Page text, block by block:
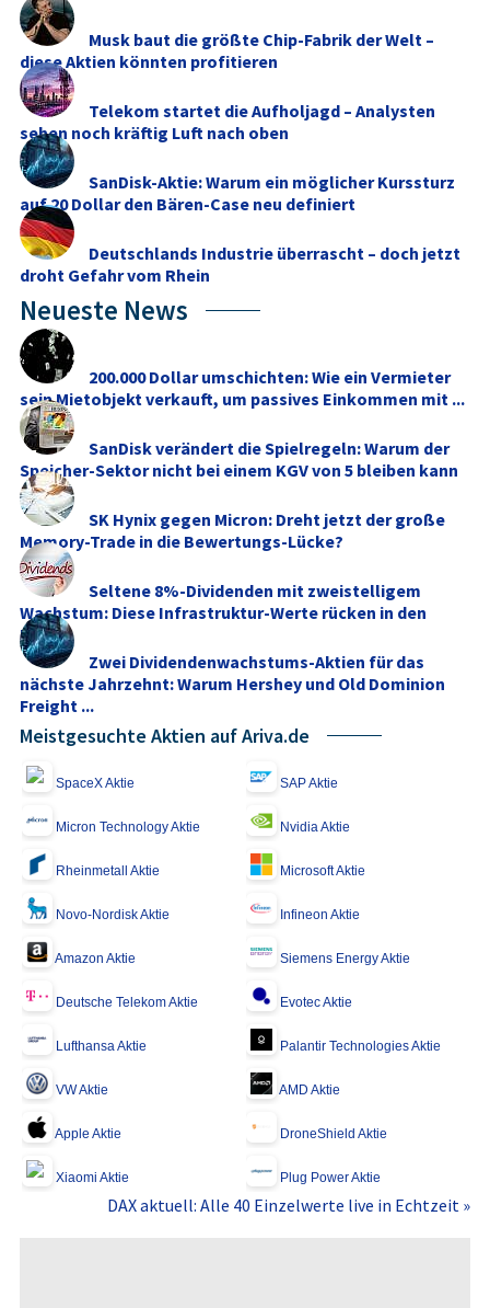
Musk baut die größte Chip-Fabrik der Welt –
diese Aktien könnten profitieren
Telekom startet die Aufholjagd – Analysten
sehen noch kräftig Luft nach oben
SanDisk-Aktie: Warum ein möglicher Kurssturz
auf 20 Dollar den Bären-Case neu definiert
Deutschlands Industrie überrascht – doch jetzt
droht Gefahr vom Rhein
Neueste News
200.000 Dollar umschichten: Wie ein Vermieter
sein Mietobjekt verkauft, um passives Einkommen mit ...
SanDisk verändert die Spielregeln: Warum der
Speicher-Sektor nicht bei einem KGV von 5 bleiben kann
SK Hynix gegen Micron: Dreht jetzt der große
Memory‑Trade in die Bewertungs-Lücke?
Seltene 8%-Dividenden mit zweistelligem
Wachstum: Diese Infrastruktur-Werte rücken in den
Fokus
Zwei Dividendenwachstums-Aktien für das
nächste Jahrzehnt: Warum Hershey und Old Dominion
Freight ...
Meistgesuchte Aktien auf Ariva.de
SpaceX Aktie SAP Aktie
Micron Technology Aktie Nvidia Aktie
Rheinmetall Aktie Microsoft Aktie
Novo-Nordisk Aktie Infineon Aktie
Amazon Aktie Siemens Energy Aktie
Deutsche Telekom Aktie Evotec Aktie
Lufthansa Aktie Palantir Technologies Aktie
VW Aktie AMD Aktie
Apple Aktie DroneShield Aktie
Xiaomi Aktie Plug Power Aktie
DAX aktuell: Alle 40 Einzelwerte live in Echtzeit »